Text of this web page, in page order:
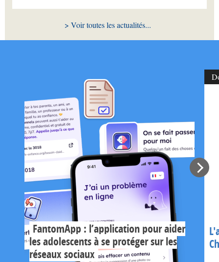
Voir toutes les actualités
FantomApp : l’application pour aider
les adolescents à se protéger sur les
réseaux sociaux